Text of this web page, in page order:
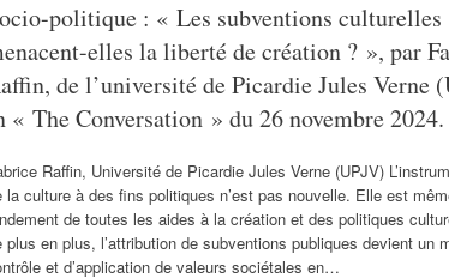
politique : « Les subventions culturelles
elles la liberté de création ? », par
de l’université de Picardie Jules Verne
« The Conversation » du 26 novembre 2024.
Raffin, Université de Picardie Jules Verne (UPJV)
la culture à des fins politiques n’est pas nouvelle. Elle est
de toutes les aides à la création et des politiques
plus en plus, l’attribution de subventions publiques devient un
et d’application de valeurs sociétales en…